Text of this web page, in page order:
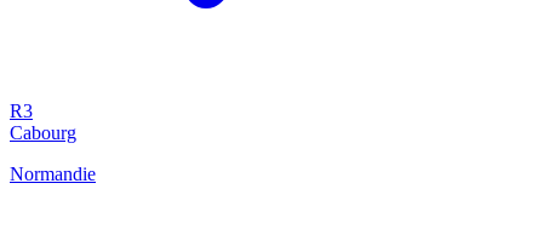
R3
Cabourg
Normandie